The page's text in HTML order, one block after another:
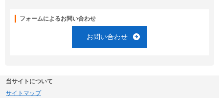
フォームによるお問い合わせ
お問い合わせ
当サイトについて
サイトマップ